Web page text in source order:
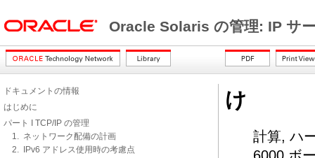
Oracle Solaris の管理: IP サ
ドキュメントの情報
はじめに
パート I TCP/IP の管理
1. ネットワーク配備の計画
2. IPv6 アドレス使用時の考慮点
け
計算, ハ